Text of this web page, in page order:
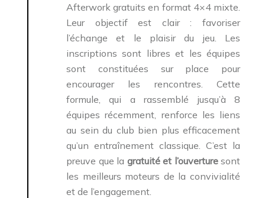
Afterwork gratuits en format 4×4 mixte.
Leur objectif est clair : favoriser
l’échange et le plaisir du jeu. Les
inscriptions sont libres et les équipes
sont constituées sur place pour
encourager les rencontres. Cette
formule, qui a rassemblé jusqu’à 8
équipes récemment, renforce les liens
au sein du club bien plus efficacement
qu’un entraînement classique. C’est la
preuve que la gratuité et l’ouverturesont
les meilleurs moteurs de la convivialité
et de l’engagement.